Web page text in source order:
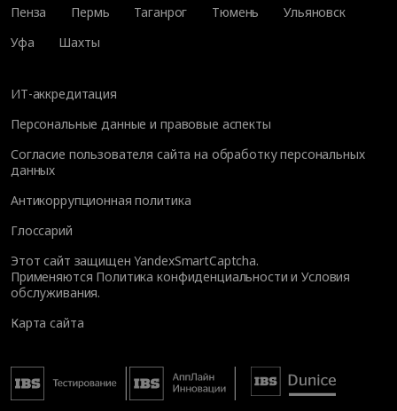
Пенза
Пермь Таганрог Тюмень
Ульяновск
Уфа
Шахты
ИТ-аккредитация
Персональные данные и правовые аспекты
Согласие пользователя сайта на обработку персональных
данных
Антикоррупционная политика
Глоссарий
Этот сайт защищен YandexSmartCaptcha.
Применяются Политика конфиденциальности иУсловия
обслуживания.
Карта сайта